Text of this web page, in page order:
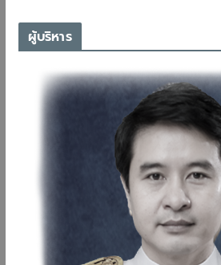
ผู้บริหาร